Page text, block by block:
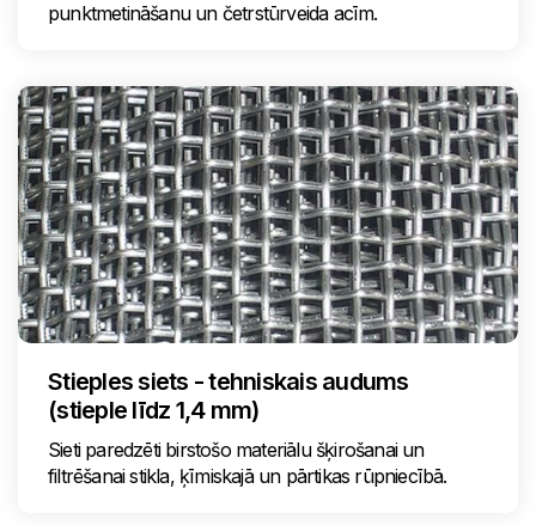
punktmetināšanu un četrstūrveida acīm.
Stieples siets - tehniskais audums
(stieple līdz 1,4 mm)
Sieti paredzēti birstošo materiālu šķirošanai un
filtrēšanai stikla, ķīmiskajā un pārtikas rūpniecībā.